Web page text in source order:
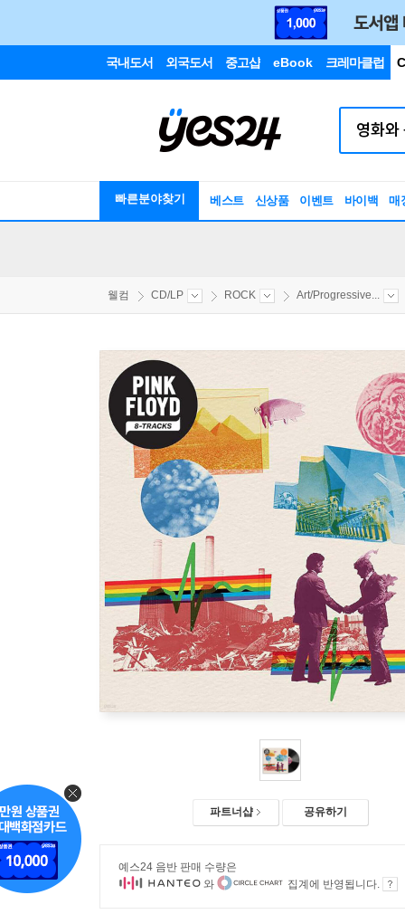
국내도서 외국도서 중고샵 eBook 크레마클럽
빠른분야찾기 베스트 신상품 이벤트 바이백 매
웰컴 CD/LP ROCK Art/Progressive...
파트너샵 공유하기
예스24 음반 판매 수량은
와
집계에 반영됩니다.